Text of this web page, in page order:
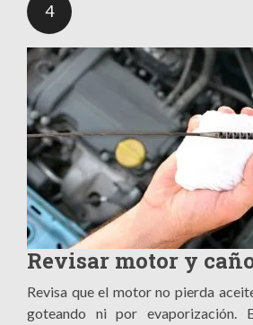
4
Revisar motor y
Revisa que el motor no pierda
goteando ni por evaporización.